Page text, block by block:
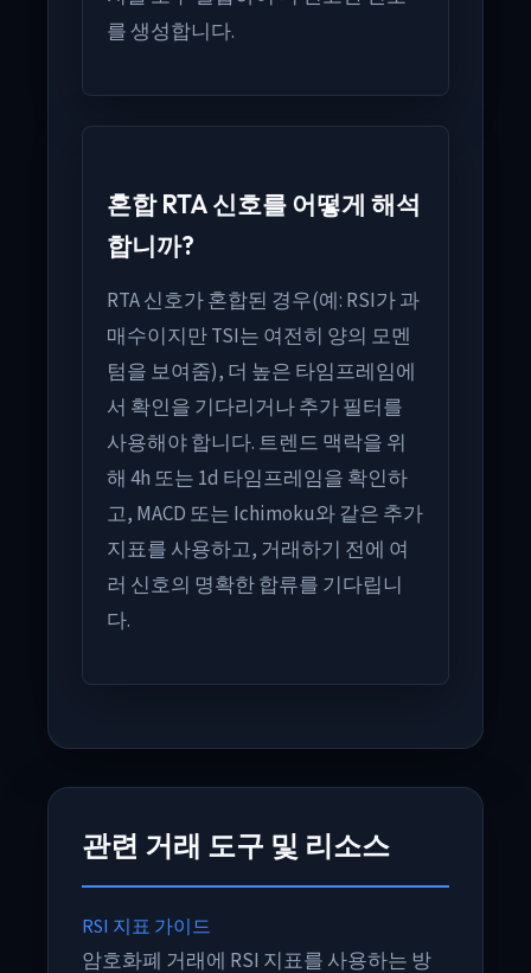
를 생성합니다.
혼합 RTA 신호를 어떻게 해석
합니까?
RTA 신호가 혼합된 경우(예: RSI가 과
매수이지만 TSI는 여전히 양의 모멘
텀을 보여줌), 더 높은 타임프레임에
서 확인을 기다리거나 추가 필터를
사용해야 합니다. 트렌드 맥락을 위
해 4h 또는 1d 타임프레임을 확인하
고, MACD 또는 Ichimoku와 같은 추가
지표를 사용하고, 거래하기 전에 여
러 신호의 명확한 합류를 기다립니
다.
관련 거래 도구 및 리소스
RSI 지표 가이드
암호화폐 거래에 RSI 지표를 사용하는 방